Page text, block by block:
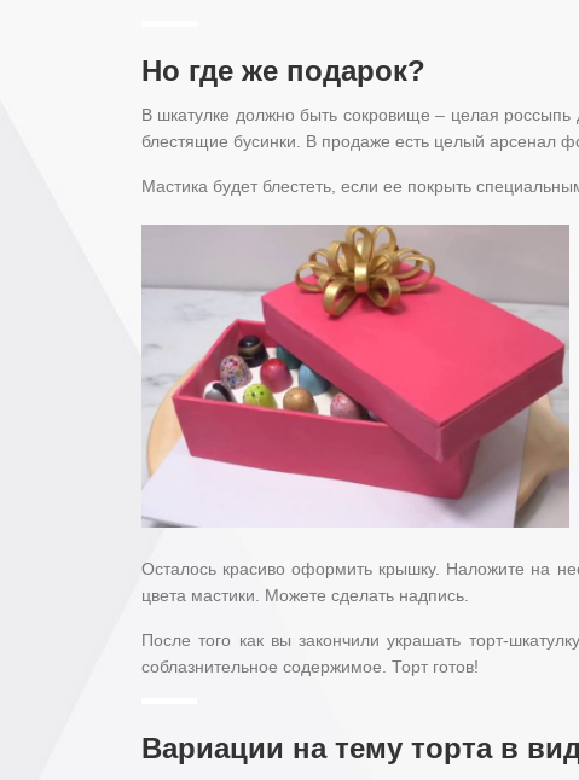
Но где же подарок?
В шкатулке должно быть сокровище – целая россыпь
блестящие бусинки. В продаже есть целый арсенал
Мастика будет блестеть, если ее покрыть
Осталось красиво оформить крышку. Наложите на
цвета мастики. Можете сделать надпись.
После того как вы закончили украшать торт-
соблазнительное содержимое. Торт готов!
Вариации на тему торта в